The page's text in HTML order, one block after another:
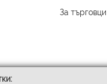
За търговци